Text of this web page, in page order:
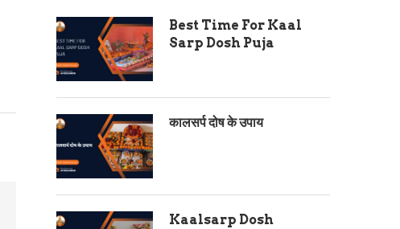
Best Time For Kaal
Sarp Dosh Puja
कालसर्प दोष के उपाय
Kaalsarp Dosh